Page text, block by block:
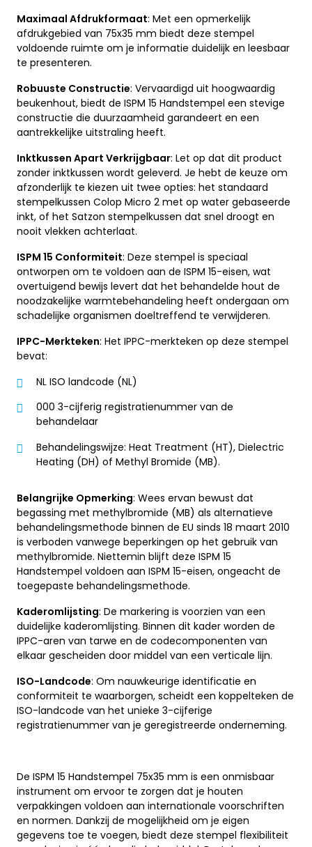
Maximaal Afdrukformaat: Met een opmerkelijk
afdrukgebied van 75x35 mm biedt deze stempel
voldoende ruimte om je informatie duidelijk en leesbaar
te presenteren.
Robuuste Constructie: Vervaardigd uit hoogwaardig
beukenhout, biedt de ISPM 15 Handstempel een stevige
constructie die duurzaamheid garandeert en een
aantrekkelijke uitstraling heeft.
Inktkussen Apart Verkrijgbaar: Let op dat dit product
zonder inktkussen wordt geleverd. Je hebt de keuze om
afzonderlijk te kiezen uit twee opties: het standaard
stempelkussen Colop Micro 2 met op water gebaseerde
inkt, of het Satzon stempelkussen dat snel droogt en
nooit vlekken achterlaat.
ISPM 15 Conformiteit: Deze stempel is speciaal
ontworpen om te voldoen aan de ISPM 15-eisen, wat
overtuigend bewijs levert dat het behandelde hout de
noodzakelijke warmtebehandeling heeft ondergaan om
schadelijke organismen doeltreffend te verwijderen.
IPPC-Merkteken: Het IPPC-merkteken op deze stempel
bevat:
NL ISO landcode (NL)
000 3-cijferig registratienummer van de
behandelaar
Behandelingswijze: Heat Treatment (HT), Dielectric
Heating (DH) of Methyl Bromide (MB).
Belangrijke Opmerking: Wees ervan bewust dat
begassing met methylbromide (MB) als alternatieve
behandelingsmethode binnen de EU sinds 18 maart 2010
is verboden vanwege beperkingen op het gebruik van
methylbromide. Niettemin blijft deze ISPM 15
Handstempel voldoen aan ISPM 15-eisen, ongeacht de
toegepaste behandelingsmethode.
Kaderomlijsting: De markering is voorzien van een
duidelijke kaderomlijsting. Binnen dit kader worden de
IPPC-aren van tarwe en de codecomponenten van
elkaar gescheiden door middel van een verticale lijn.
ISO-Landcode: Om nauwkeurige identificatie en
conformiteit te waarborgen, scheidt een koppelteken de
ISO-landcode van het unieke 3-cijferige
registratienummer van je geregistreerde onderneming.
De ISPM 15 Handstempel 75x35 mm is een onmisbaar
instrument om ervoor te zorgen dat je houten
verpakkingen voldoen aan internationale voorschriften
en normen. Dankzij de mogelijkheid om je eigen
gegevens toe te voegen, biedt deze stempel flexibiliteit